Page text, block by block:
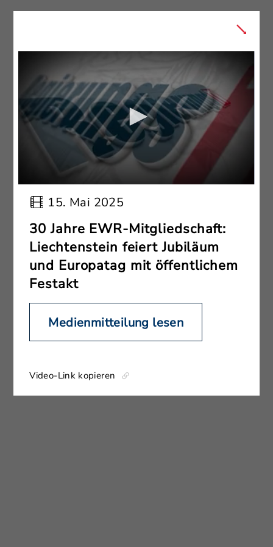
15. Mai 2025
30 Jahre EWR-Mitgliedschaft:
Liechtenstein feiert Jubiläum
und Europatag mit öffentlichem
Festakt
Medienmitteilung lesen
Video-Link kopieren